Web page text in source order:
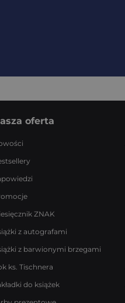
oferta
ZNAK
z autografami
z barwionymi brzegami
ks. Tischnera
do książek